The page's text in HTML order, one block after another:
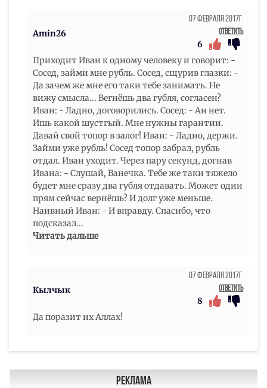
Amin26
07 Февраля 2017г.
Ответить
6
Приходит Иван к одному человеку и говорит: -
Сосед, займи мне рубль. Сосед, сщурив глазки: -
Да зачем же мне его таки тебе занимать. Не
вижу смысла... Вегнёшь два губля, согласен?
Иван: - Ладно, договорились. Сосед: - Ан нет.
Ишь какой шустгый. Мне нужны гарантии.
Давай свой топор в залог! Иван: - Ладно, держи.
Займи уже рубль! Сосед топор забрал, рубль
отдал. Иван уходит. Через пару секунд, догнав
Ивана: - Слушай, Ванечка. Тебе же таки тяжело
будет мне сразу два губля отдавать. Может один
прям сейчас вернёшь? И долг уже меньше.
Наивный Иван: - И вправду. Спасибо, что
подсказал...
Читать дальше
Кылчык
07 Февраля 2017г.
Ответить
8
Да поразит их Аллах!
Реклама